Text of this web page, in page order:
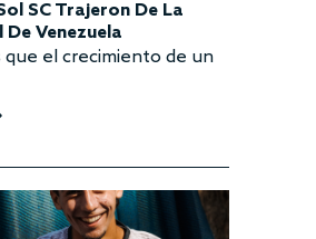
SC Trajeron De La
Venezuela
que el crecimiento de un